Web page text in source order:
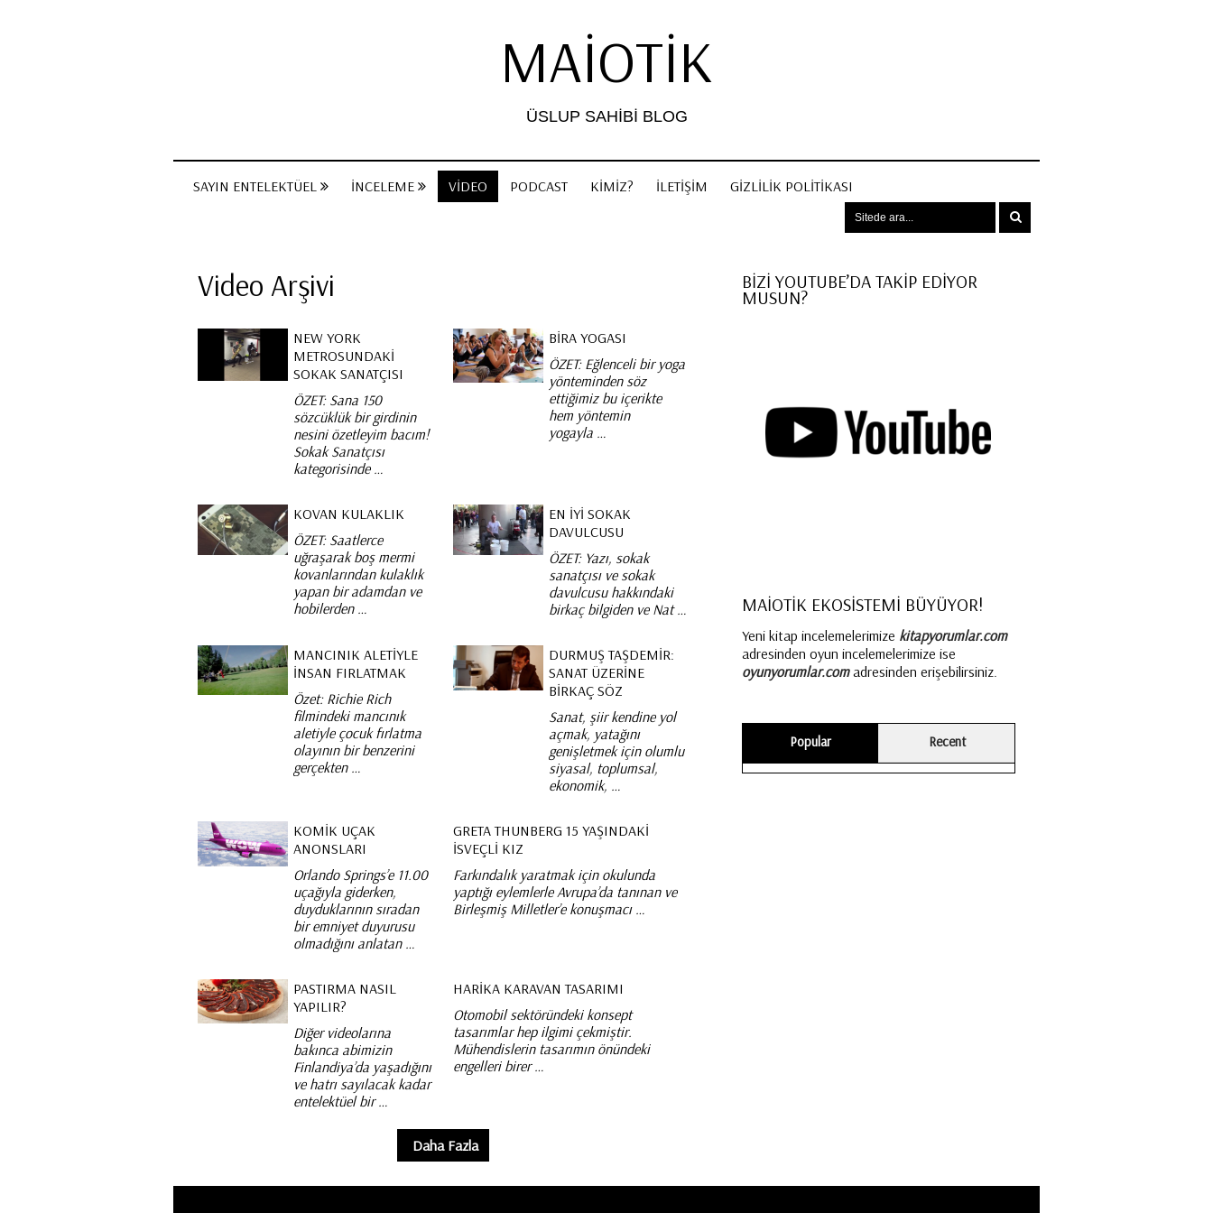
MAIOTIK
ÜSLUP SAHIBI BLOG
SAYIN ENTELEKTÜEL İNCELEME VIDEO PODCAST KIMIZ? İLETIŞIM GIZLILIK POLITIKASI
Video Arşivi
NEW YORK
METROSUNDAKI
SOKAK SANATÇISI
ÖZET: Sana 150
sözcüklük bir girdinin
nesini özetleyim bacım!
Sokak Sanatçısı
kategorisinde …
BIRA YOGASI
ÖZET: Eğlenceli bir yoga
yönteminden söz
ettiğimiz bu içerikte
hem yöntemin
yogayla …
KOVAN KULAKLIK
ÖZET: Saatlerce
uğraşarak boş mermi
kovanlarından kulaklık
yapan bir adamdan ve
hobilerden …
EN İYI SOKAK
DAVULCUSU
ÖZET: Yazı, sokak
sanatçısı ve sokak
davulcusu hakkındaki
birkaç bilgiden ve Nat …
MANCINIK ALETIYLE
İNSAN FIRLATMAK
Özet: Richie Rich
filmindeki mancınık
aletiyle çocuk fırlatma
olayının bir benzerini
gerçekten …
DURMUŞ TAŞDEMIR:
SANAT ÜZERINE
BIRKAÇ SÖZ
Sanat, şiir kendine yol
açmak, yatağını
genişletmek için olumlu
siyasal, toplumsal,
ekonomik, …
KOMIK UÇAK
ANONSLARI
Orlando Springs’e 11.00
uçağıyla giderken,
duyduklarının sıradan
bir emniyet duyurusu
olmadığını anlatan …
GRETA THUNBERG 15 YAŞINDAKI
İSVEÇLI KIZ
Farkındalık yaratmak için okulunda
yaptığı eylemlerle Avrupa’da tanınan ve
Birleşmiş Milletler’e konuşmacı …
PASTIRMA NASIL
YAPILIR?
Diğer videolarına
bakınca abimizin
Finlandiya’da yaşadığını
ve hatrı sayılacak kadar
entelektüel bir …
HARIKA KARAVAN TASARIMI
Otomobil sektöründeki konsept
tasarımlar hep ilgimi çekmiştir.
Mühendislerin tasarımın önündeki
engelleri birer …
Daha Fazla
BİZİ YOUTUBE’DA TAKİP EDİYOR
MUSUN?
MAİOTİK EKOSİSTEMİ BÜYÜYOR!
Yeni kitap incelemelerimize kitapyorumlar.com
adresinden oyun incelemelerimize ise
oyunyorumlar.comadresinden erişebilirsiniz.
Popular Recent